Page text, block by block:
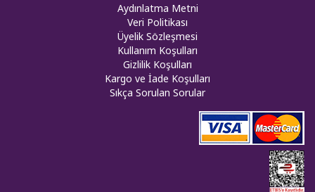
Aydınlatma Metni
Veri Politikası
Üyelik Sözleşmesi
Kullanım Koşulları
Gizlilik Koşulları
Kargo ve İade Koşulları
Sıkça Sorulan Sorular